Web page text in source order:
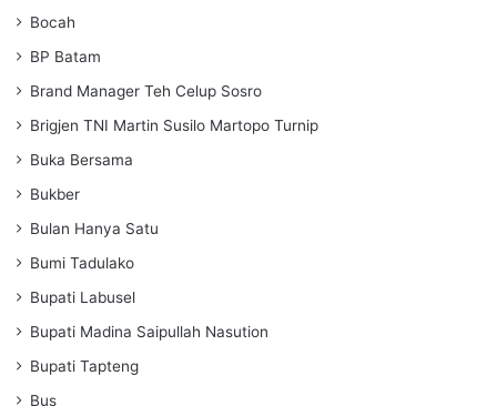
Bocah
BP Batam
Brand Manager Teh Celup Sosro
Brigjen TNI Martin Susilo Martopo Turnip
Buka Bersama
Bukber
Bulan Hanya Satu
Bumi Tadulako
Bupati Labusel
Bupati Madina Saipullah Nasution
Bupati Tapteng
Bus